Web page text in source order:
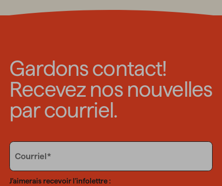
Gardons contact!
Recevez nos nouvelles
par courriel.
Email
Courriel
Language
J’aimerais recevoir l’infolettre :